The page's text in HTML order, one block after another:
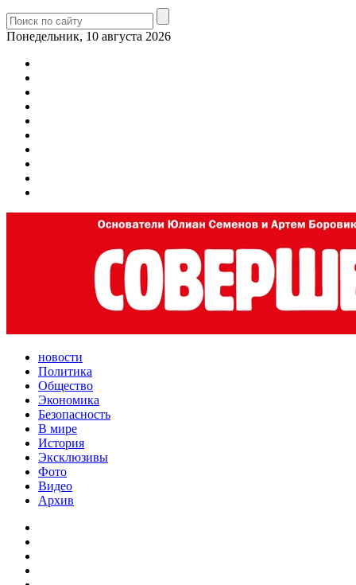
Понедельник, 10 августа 2026
новости
Политика
Общество
Экономика
Безопасность
В мире
История
Эксклюзивы
Фото
Видео
Архив